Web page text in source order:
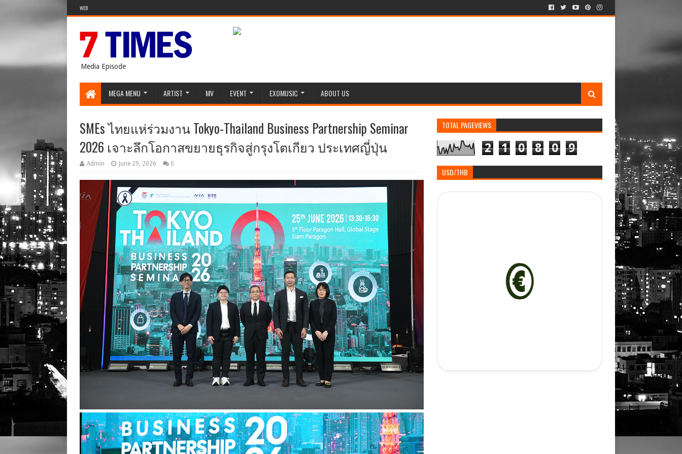
WEB
Media Episode
MEGA MENU ARTIST MV EVENT EXOMUSIC ABOUT US
SMEs ไทยแห่ร่วมงาน Tokyo-Thailand Business Partnership Seminar
2026 เจาะลึกโอกาสขยายธุรกิจสู่กรุงโตเกียว ประเทศญี่ปุ่น
Admin June 29, 2026 0
TOTAL PAGEVIEWS
2 1 0 8 0 9
USD/THB